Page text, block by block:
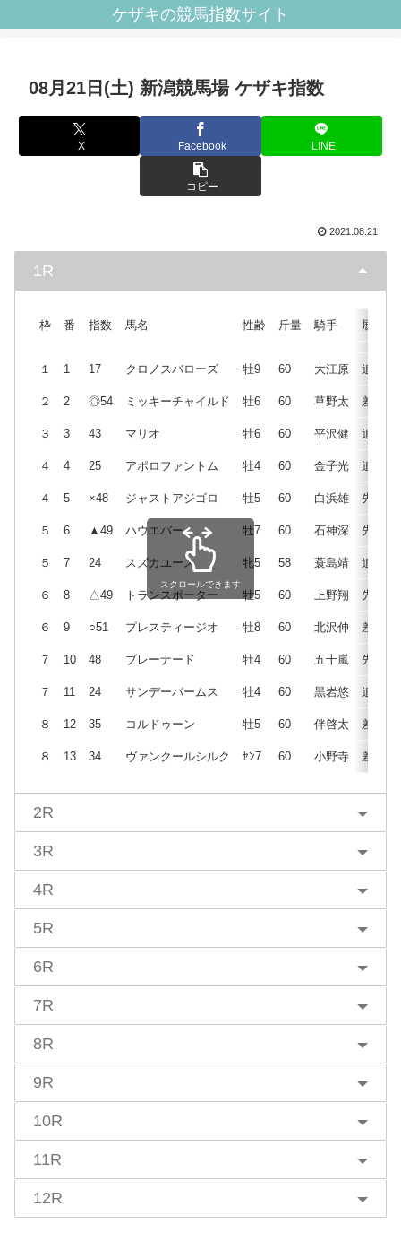
ケザキの競馬指数サイト
08月21日(土) 新潟競馬場 ケザキ指数
X Facebook LINE
コピー
2021.08.21
1R
枠 番 指数 馬名 性齢 斤量 騎手 展開
１ 1 17 クロノスバローズ 牡9 60 大江原 追
２ 2 ◎54 ミッキーチャイルド 牡6 60 草野太 差
３ 3 43 マリオ 牡6 60 平沢健 追
４ 4 25 アポロファントム 牡4 60 金子光 追
４ 5 ×48 ジャストアジゴロ 牡5 60 白浜雄 先
５ 6 ▲49 ハウエバー 牡7 60 石神深 先
５ 7 24 スズカユース 牝5 58 蓑島靖 追
６ 8 △49 トランスポーター 牡5 60 上野翔 先
６ 9 ○51 プレスティージオ 牡8 60 北沢伸 差
７ 10 48 ブレーナード 牡4 60 五十嵐 先
７ 11 24 サンデーパームス 牡4 60 黒岩悠 追
８ 12 35 コルドゥーン 牡5 60 伴啓太 差
８ 13 34 ヴァンクールシルク ｾﾝ7 60 小野寺 差
スクロールできます
2R
3R
4R
5R
6R
7R
8R
9R
10R
11R
12R